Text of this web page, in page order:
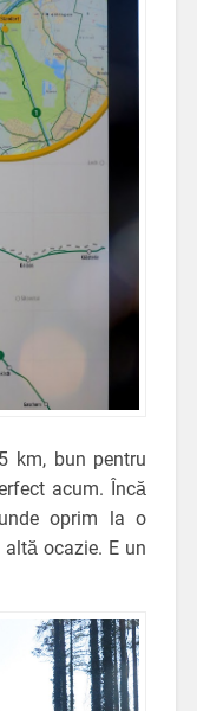
km, bun pentru
acum. Încă
oprim la o
ocazie. E un